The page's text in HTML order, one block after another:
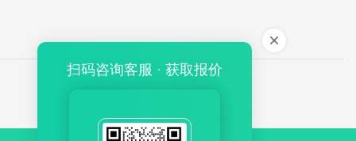
扫码咨询客服 · 获取报价